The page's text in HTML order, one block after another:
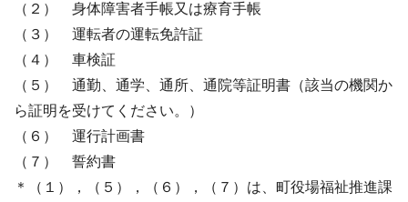
（２） 身体障害者手帳又は療育手帳
（３） 運転者の運転免許証
（４） 車検証
（５） 通勤、通学、通所、通院等証明書（該当の機関か
ら証明を受けてください。）
（６） 運行計画書
（７） 誓約書
＊（１），（５），（６），（７）は、町役場福祉推進課